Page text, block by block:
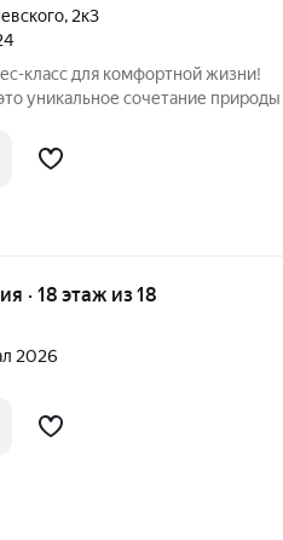
, 2к3
создают отличные
· 18 этаж из 18
2026